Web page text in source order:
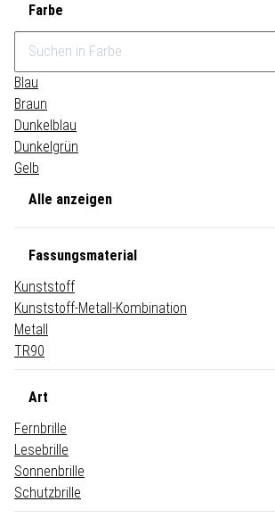
Farbe
Blau
Braun
Dunkelblau
Dunkelgrün
Gelb
Alle anzeigen
Fassungsmaterial
Kunststoff
Kunststoff-Metall-Kombination
Metall
TR90
Art
Fernbrille
Lesebrille
Sonnenbrille
Schutzbrille